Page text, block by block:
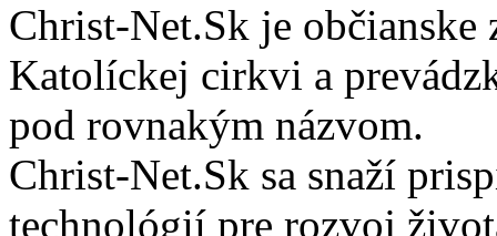
Christ-Net.Sk je
Katolíckej cirkvi a
pod rovnakým názvom.
Christ-Net.Sk sa snaží
technológií pre rozvoj